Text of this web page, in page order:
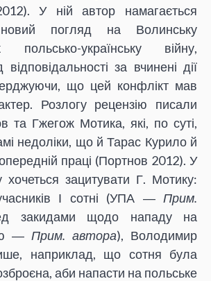
У ній автор намагається
погляд на Волинську
українську війну,
відповідальності за вчинені дії
що цей конфлікт мав
Розлогу рецензію писали
та Гжегож Мотика, які, по суті,
недоліки, що й Тарас Курило й
праці (Портнов 2012). У
хочеться зацитувати Г. Мотику:
І сотні (УПА ― Прим.
закидами щодо нападу на
― Прим. автора), Володимир
наприклад, що сотня була
аби напасти на польське